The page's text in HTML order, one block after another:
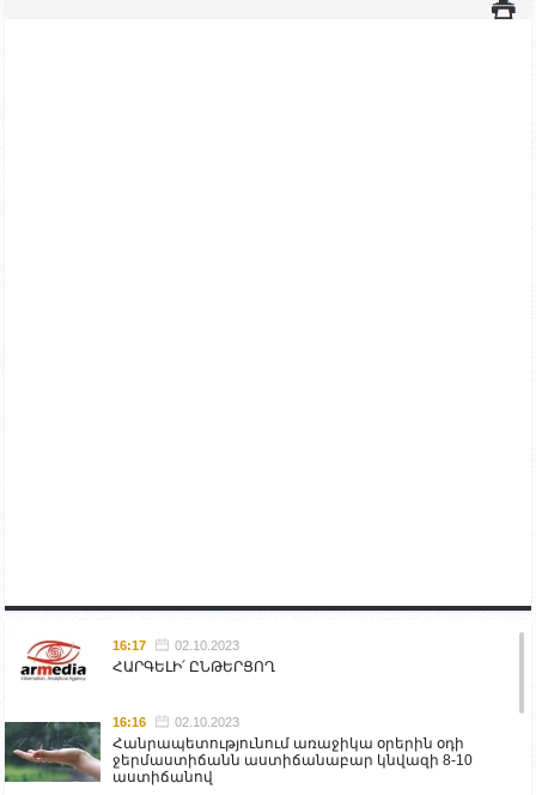
16:17 02.10.2023
ՀԱՐԳԵԼԻ՛ ԸՆԹԵՐՑՈՂ
16:16 02.10.2023
Հանրապետությունում առաջիկա օրերին օդի
ջերմաստիճանն աստիճանաբար կնվազի 8-10
աստիճանով